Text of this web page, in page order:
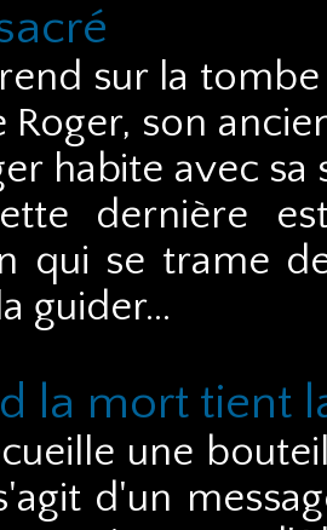
sur la
son
habite avec
dernière
qui se trame
guider...
la mort tient
une
d'un